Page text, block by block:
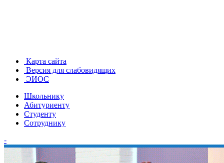
Карта сайта
Версия для слабовидящих
ЭИОС
Школьнику
Абитуриенту
Студенту
Сотруднику
-